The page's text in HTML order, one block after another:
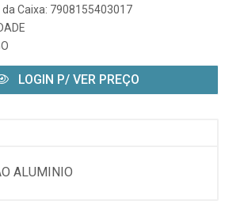
Caixa: 7908155403017
LOGIN P/ VER PREÇO
ALUMINIO